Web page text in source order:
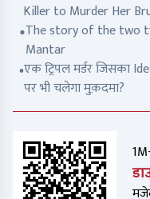
Killer to Murder Her
The story of the two
Mantar
एक ट्रिपल मर्डर जिसका
पर भी चलेगा मुक़दमा?